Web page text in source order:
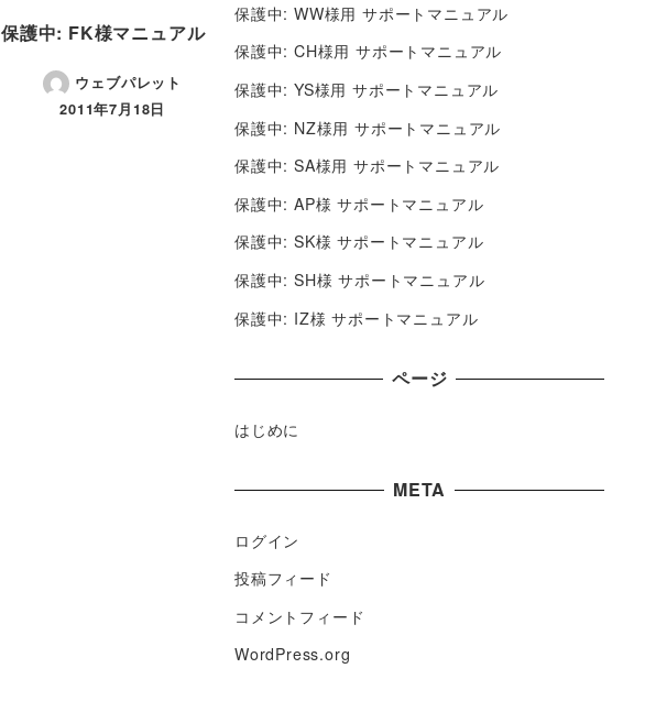
保護中: FK様マニュアル
ウェブパレット
2011年7月18日
保護中: WW様用 サポートマニュアル
保護中: CH様用 サポートマニュアル
保護中: YS様用 サポートマニュアル
保護中: NZ様用 サポートマニュアル
保護中: SA様用 サポートマニュアル
保護中: AP様 サポートマニュアル
保護中: SK様 サポートマニュアル
保護中: SH様 サポートマニュアル
保護中: IZ様 サポートマニュアル
ページ
はじめに
META
ログイン
投稿フィード
コメントフィード
WordPress.org